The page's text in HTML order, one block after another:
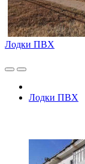
Лодки ПВХ
Лодки ПВХ